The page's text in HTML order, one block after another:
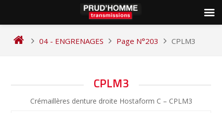
04 - ENGRENAGES Page N°203 CPLM3
CPLM3
Crémaillères denture droite Hostaform C – CPLM3